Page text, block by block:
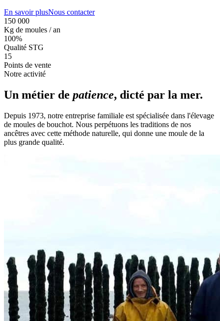
En savoir plusNous contacter
150 000
Kg de moules / an
100%
Qualité STG
15
Points de vente
Notre activité
Un métier de patience, dicté par la mer.
Depuis 1973, notre entreprise familiale est spécialisée dans l'élevage
de moules de bouchot. Nous perpétuons les traditions de nos
ancêtres avec cette méthode naturelle, qui donne une moule de la
plus grande qualité.